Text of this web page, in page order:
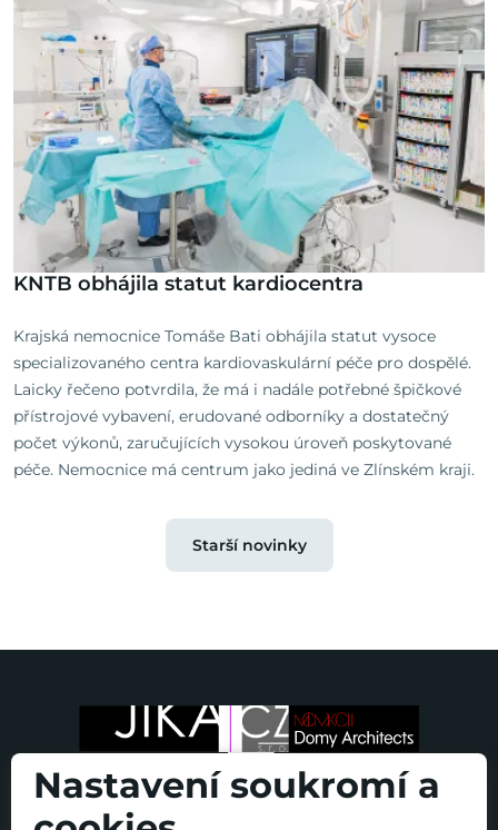
KNTB obhájila statut kardiocentra
Krajská nemocnice Tomáše Bati obhájila statut vysoce
specializovaného centra kardiovaskulární péče pro dospělé.
Laicky řečeno potvrdila, že má i nadále potřebné špičkové
přístrojové vybavení, erudované odborníky a dostatečný
počet výkonů, zaručujících vysokou úroveň poskytované
péče. Nemocnice má centrum jako jediná ve Zlínském kraji.
Starší novinky
Nastavení soukromí a